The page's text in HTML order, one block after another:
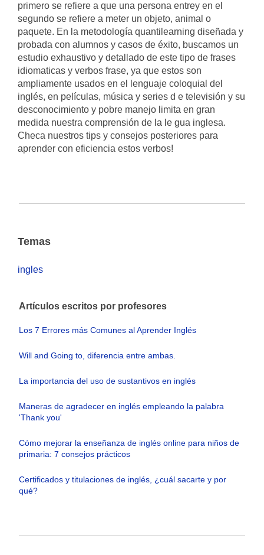
primero se refiere a que una persona entrey en el
segundo se refiere a meter un objeto, animal o
paquete. En la metodología quantilearning diseñada y
probada con alumnos y casos de éxito, buscamos un
estudio exhaustivo y detallado de este tipo de frases
idiomaticas y verbos frase, ya que estos son
ampliamente usados en el lenguaje coloquial del
inglés, en películas, música y series d e televisión y su
desconocimiento y pobre manejo limita en gran
medida nuestra comprensión de la le gua inglesa.
Checa nuestros tips y consejos posteriores para
aprender con eficiencia estos verbos!
Temas
ingles
Artículos escritos por profesores
Los 7 Errores más Comunes al Aprender Inglés
Will and Going to, diferencia entre ambas.
La importancia del uso de sustantivos en inglés
Maneras de agradecer en inglés empleando la palabra
'Thank you'
Cómo mejorar la enseñanza de inglés online para niños de
primaria: 7 consejos prácticos
Certificados y titulaciones de inglés, ¿cuál sacarte y por
qué?